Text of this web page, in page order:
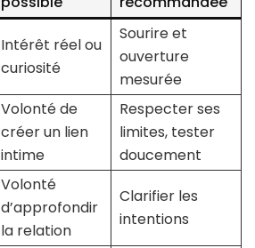
Intérêt réel ou
curiosité
Sourire et
ouverture
mesurée
Volonté de
créer un lien
intime
Respecter ses
limites, tester
doucement
Volonté
d’approfondir
la relation
Clarifier les
intentions